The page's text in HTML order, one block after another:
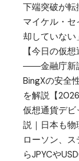
下端突破が
マイケル・
却していな
【今日の仮
――金融庁新
BingXの安全
を解説【2026
仮想通貨デ
説｜日本も
ローソン、
らJPYCや